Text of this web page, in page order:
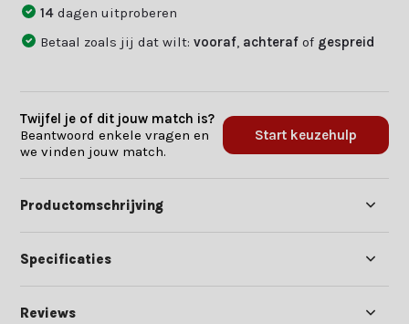
14dagen uitproberen
Betaal zoals jij dat wilt:vooraf achteraf of gespreid
Twijfel je of dit jouw match is?
Beantwoord enkele vragen en
we vinden jouw match.
Start keuzehulp
Productomschrijving
Specificaties
Reviews